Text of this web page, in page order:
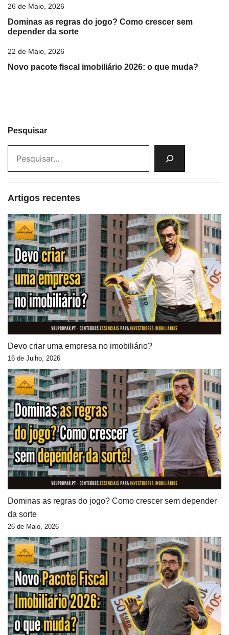
26 de Maio, 2026
Dominas as regras do jogo? Como crescer sem
depender da sorte
22 de Maio, 2026
Novo pacote fiscal imobiliário 2026: o que muda?
Pesquisar
Artigos recentes
Devo criar uma empresa no imobiliário?
16 de Julho, 2026
Dominas as regras do jogo? Como crescer sem depender
da sorte
26 de Maio, 2026